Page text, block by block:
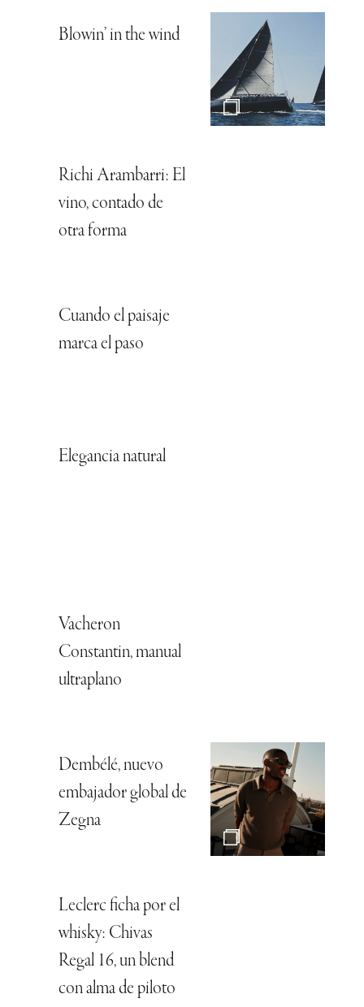
Blowin’ in the wind
Richi Arambarri: El
vino, contado de
otra forma
Cuando el paisaje
marca el paso
Elegancia natural
Vacheron
Constantin, manual
ultraplano
Dembélé, nuevo
embajador global de
Zegna
Leclerc ficha por el
whisky: Chivas
Regal 16, un blend
con alma de piloto